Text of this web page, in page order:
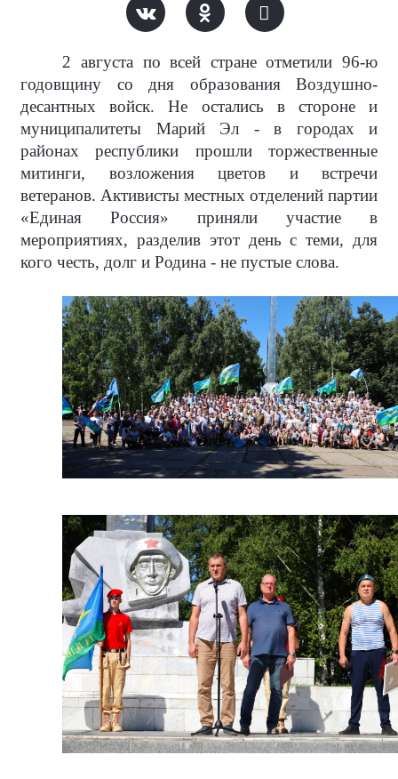
2 августа по всей стране отметили 96-ю
годовщину со дня образования Воздушно-
десантных войск. Не остались в стороне и
муниципалитеты Марий Эл - в городах и
районах республики прошли торжественные
митинги, возложения цветов и встречи
ветеранов. Активисты местных отделений партии
«Единая Россия» приняли участие в
мероприятиях, разделив этот день с теми, для
кого честь, долг и Родина - не пустые слова.